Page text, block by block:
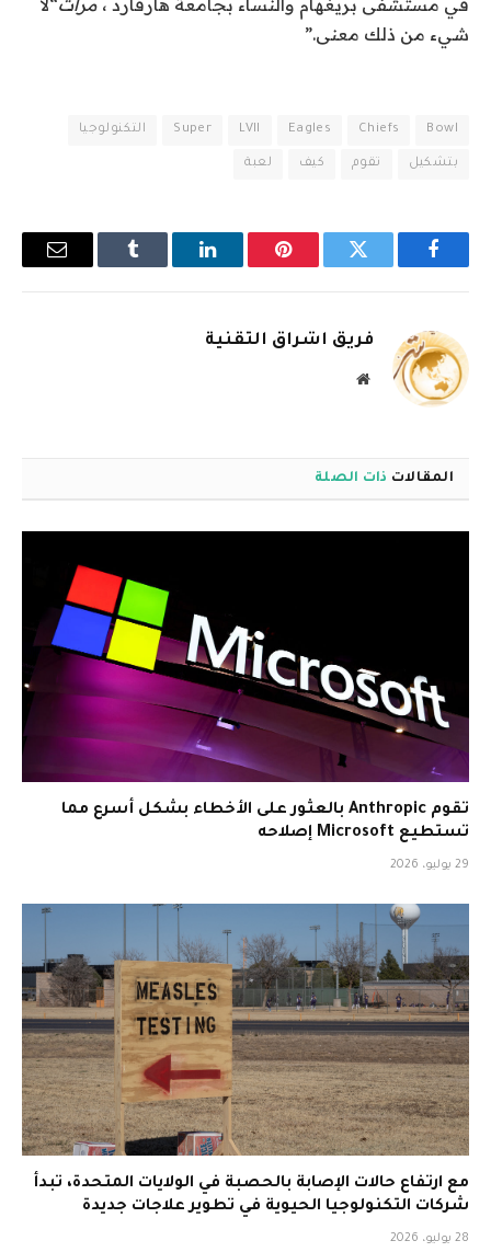
في مستشفى بريغهام والنساء بجامعة هارفارد ، مرات“لا
شيء من ذلك معنى.”
Bowl
Chiefs
Eagles
LVII
Super التكنولوجيا
بتشكيل تقوم كيف لعبة
فيسبوك تويتر بينتيريستلينكدإن Tumblr
البريد
فريق اشراق التقنية
موقع
المقالات ذات الصلة
تقوم Anthropic بالعثور على الأخطاء بشكل أسرع مما
تستطيع Microsoft إصلاحه
29 يوليو، 2026
مع ارتفاع حالات الإصابة بالحصبة في الولايات المتحدة، تبدأ
شركات التكنولوجيا الحيوية في تطوير علاجات جديدة
28 يوليو، 2026